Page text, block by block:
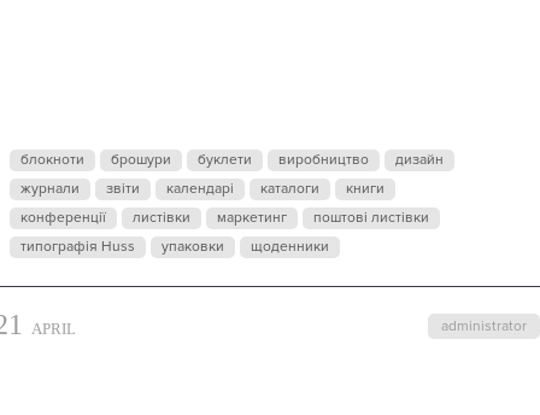
ТА
УПАКОВКУ
блокноти брошури буклети виробництво
дизайн
журнали
звіти календарі каталоги
книги
конференції
листівки маркетинг
поштові листівки
типографія Huss
упаковки щоденники
administrator
APRIL